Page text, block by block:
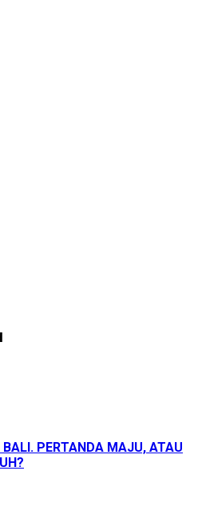
PERTANDA MAJU, ATAU